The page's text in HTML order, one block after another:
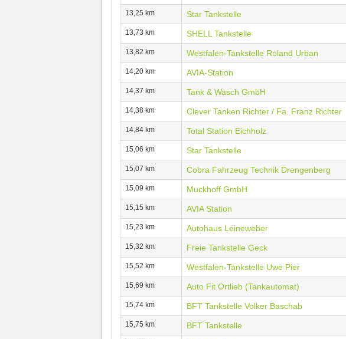
13,25 km Star Tankstelle
13,73 km SHELL Tankstelle
13,82 km Westfalen-Tankstelle Roland Urban
14,20 km AVIA-Station
14,37 km Tank & Wasch GmbH
14,38 km Clever Tanken Richter / Fa. Franz Richter
14,84 km Total Station Eichholz
15,06 km Star Tankstelle
15,07 km Cobra Fahrzeug Technik Drengenberg
15,09 km Muckhoff GmbH
15,15 km AVIA Station
15,23 km Autohaus Leineweber
15,32 km Freie Tankstelle Geck
15,52 km Westfalen-Tankstelle Uwe Pier
15,69 km Auto Fit Ortlieb (Tankautomat)
15,74 km BFT Tankstelle Volker Baschab
15,75 km BFT Tankstelle